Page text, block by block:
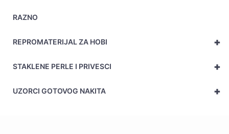
RAZNO
+
REPROMATERIJAL ZA HOBI
+
STAKLENE PERLE I PRIVESCI
+
UZORCI GOTOVOG NAKITA